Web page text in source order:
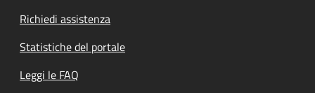
Richiedi assistenza
Statistiche del portale
Leggi le FAQ